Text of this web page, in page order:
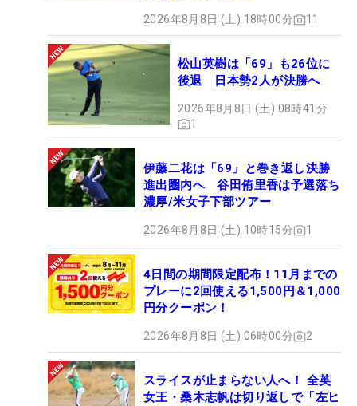
2026年8月8日 (土) 18時00分 11
松山英樹は「69」も26位に
後退 日本勢2人が決勝へ
2026年8月8日 (土) 08時41分
1
伊藤二花は「69」と巻き返し決勝
進出圏内へ 谷田侑里香は予選落ち
濃厚/米女子下部ツアー
2026年8月8日 (土) 10時15分 1
4日間の期間限定配布！11月までの
プレーに2回使える1,500円＆1,000
円分クーポン！
2026年8月8日 (土) 06時00分 2
スライスが止まらない人へ！ 全英
女王・桑木志帆は切り返しで「左ヒ